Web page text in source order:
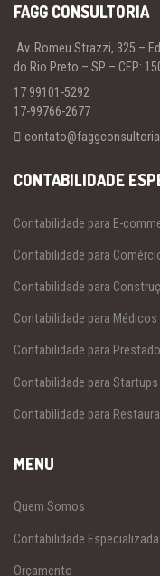
FAGG CONSULTORIA
Av. Romeu Strazzi, 325 –
do Rio Preto – SP – CEP:
17 99101-5292
17-99766-2677
CONTABILIDADE
Contabilidade para E-
Contabilidade para
Contabilidade para
Contabilidade para Médicos
Contabilidade para
Contabilidade para Startups
Contabilidade para
MENU
Quem Somos
Contabilidade Especializada
Orçamento